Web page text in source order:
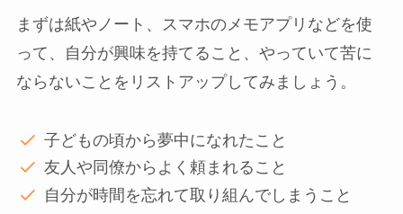
まずは紙やノート、スマホのメモアプリなどを使
って、自分が興味を持てること、やっていて苦に
ならないことをリストアップしてみましょう。
子どもの頃から夢中になれたこと
友人や同僚からよく頼まれること
自分が時間を忘れて取り組んでしまうこと